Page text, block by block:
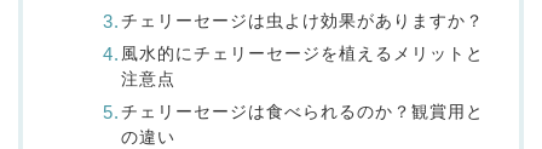
チェリーセージは虫よけ効果がありますか？
風水的にチェリーセージを植えるメリットと
注意点
チェリーセージは食べられるのか？観賞用と
の違い